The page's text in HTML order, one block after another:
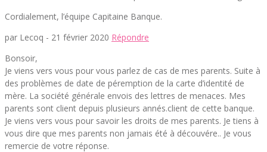
Cordialement, l’équipe Capitaine Banque.
par Lecoq - 21 février 2020 Répondre
Bonsoir,
Je viens vers vous pour vous parlez de cas de mes parents. Suite à
des problèmes de date de péremption de la carte d’identité de
mère. La société générale envois des lettres de menaces. Mes
parents sont client depuis plusieurs annés.client de cette banque.
Je viens vers vous pour savoir les droits de mes parents. Je tiens à
vous dire que mes parents non jamais été à découvére.. Je vous
remercie de votre réponse.